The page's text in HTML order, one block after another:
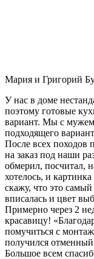
Мария и Григорий
У нас в доме
поэтому готовые
вариант. Мы с
подходящего
После всех походов
на заказ под наши
обмерил, посчитал,
хотелось, и
скажу, что это
вписалась и цвет
Примерно через 2
красавицу!
помучиться с
получился
Большое всем